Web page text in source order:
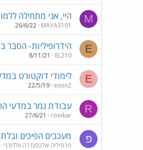
M היי, אני מתחילה
MAYA3101
26/6/22
E הידרופיליות- הסבר
EL210
8/11/21
E לימודי דוקטורט
exon2
22/5/19
R עבודת גמר במדעי
roeikar
27/6/21
פ מעכבים הפיכים
פרסיליה אלכסנדרה וולדורף